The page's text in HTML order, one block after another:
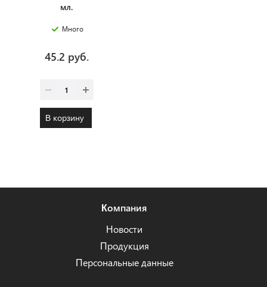
мл.
Много
45.2 руб.
В корзину
Компания
Новости
Продукция
Персональные данные